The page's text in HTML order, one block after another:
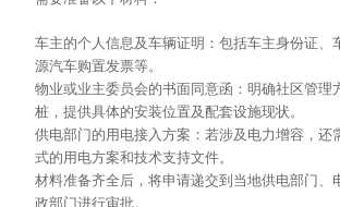
车主的个人信息及车辆证明：包括车主身份证、
源汽车购置发票等。
物业或业主委员会的书面同意函：明确社区管理
桩，提供具体的安装位置及配套设施现状。
供电部门的用电接入方案：若涉及电力增容，还
式的用电方案和技术支持文件。
材料准备齐全后，将申请递交到当地供电部门、
政部门进行审批。